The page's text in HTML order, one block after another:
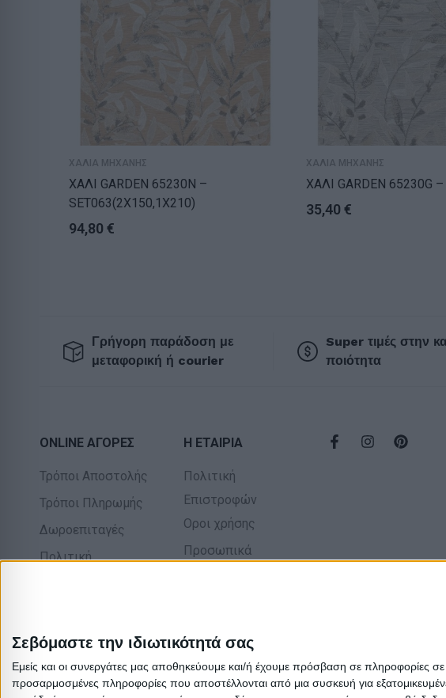
Σεβόμαστε την ιδιωτικότητά σας
Εμείς και οι συνεργάτες μας αποθηκεύουμε και/ή έχουμε πρόσβαση σε πληροφορίες
προσαρμοσμένες πληροφορίες που αποστέλλονται από μια συσκευή για
ΧΑΛΙΑ ΜΗΧΑΝΗΣ
ΧΑΛΙ GARDEN 65230N –
SET063(2X150,1X210)
94,80 €
ΧΑΛΙΑ ΜΗΧΑΝΗΣ
ΧΑΛΙ GARDEN 65230G
35,40 €
Γρήγορη παράδοση με
μεταφορική ή courier
Super τιμές στην
ποιότητα
ONLINE ΑΓΟΡΕΣ
Τρόποι Αποστολής
Τρόποι Πληρωμής
Δωροεπιταγές
Πολιτική
Η ΕΤΑΙΡΙΑ
Πολιτική
Επιστροφών
Οροι χρήσης
Προσωπικά